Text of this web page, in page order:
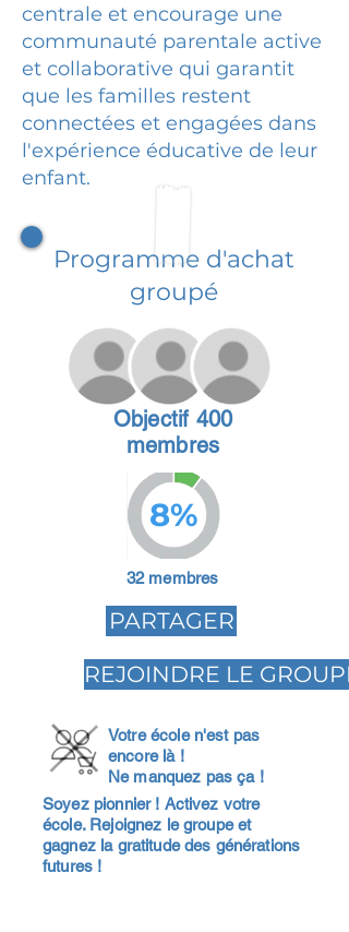
centrale et encourage une
communauté parentale active
et collaborative qui garantit
que les familles restent
connectées et engagées dans
l'expérience éducative de leur
enfant.
Programme d'achat
groupé
Objectif 400
membres
8%
32 membres
PARTAGER
REJOINDRE LE GROUPE
Votre école n'est pas
encore là !
Ne manquez pas ça !
Soyez pionnier ! Activez votre
école. Rejoignez le groupe et
gagnez la gratitude des générations
futures !